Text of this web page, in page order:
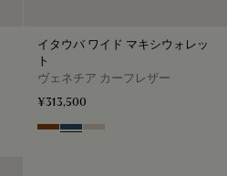
イタウバ ワイド マキシウォレッ
ト
ヴェネチア カーフレザー
¥313,500
Cacao Intenso
Blu Minerale
Gris